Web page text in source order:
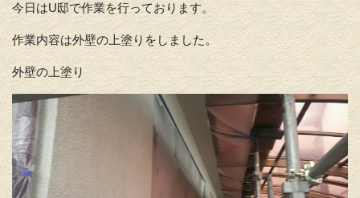
今日はU邸で作業を行っております。
作業内容は外壁の上塗りをしました。
外壁の上塗り